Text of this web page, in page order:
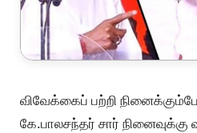
விவேக்கைப் பற்றி
கே.பாலசந்தர் சார் நினைவுக்கு